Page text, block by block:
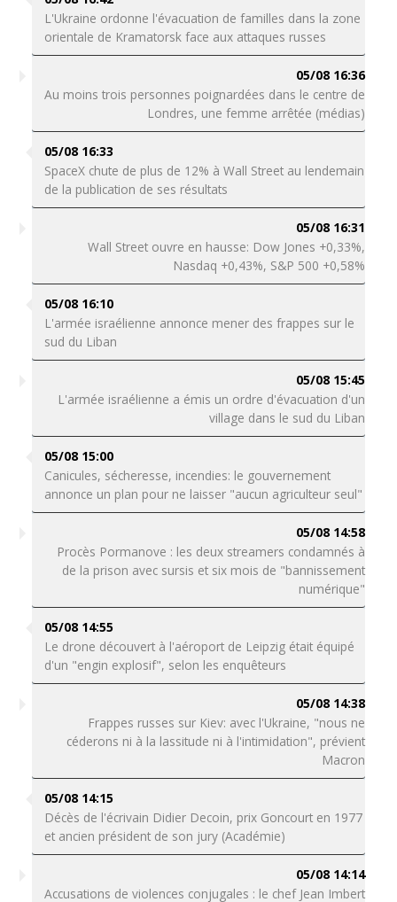
L'Ukraine ordonne l'évacuation de familles dans la zone
orientale de Kramatorsk face aux attaques russes
05/08 16:36
Au moins trois personnes poignardées dans le centre de
Londres, une femme arrêtée (médias)
05/08 16:33
SpaceX chute de plus de 12% à Wall Street au lendemain
de la publication de ses résultats
05/08 16:31
Wall Street ouvre en hausse: Dow Jones +0,33%,
Nasdaq +0,43%, S&P 500 +0,58%
05/08 16:10
L'armée israélienne annonce mener des frappes sur le
sud du Liban
05/08 15:45
L'armée israélienne a émis un ordre d'évacuation d'un
village dans le sud du Liban
05/08 15:00
Canicules, sécheresse, incendies: le gouvernement
annonce un plan pour ne laisser "aucun agriculteur seul"
05/08 14:58
Procès Pormanove : les deux streamers condamnés à
de la prison avec sursis et six mois de "bannissement
numérique"
05/08 14:55
Le drone découvert à l'aéroport de Leipzig était équipé
d'un "engin explosif", selon les enquêteurs
05/08 14:38
Frappes russes sur Kiev: avec l'Ukraine, "nous ne
céderons ni à la lassitude ni à l'intimidation", prévient
Macron
05/08 14:15
Décès de l'écrivain Didier Decoin, prix Goncourt en 1977
et ancien président de son jury (Académie)
05/08 14:14
Accusations de violences conjugales : le chef Jean Imbert